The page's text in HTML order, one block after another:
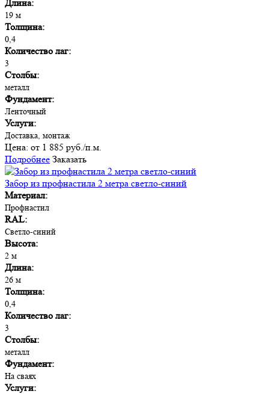
Длина:
19 м
Толщина:
0,4
Количество лаг:
3
Столбы:
металл
Фундамент:
Ленточный
Услуги:
Доставка, монтаж
Цена: от 1 885 руб./п.м.
Подробнее Заказать
Забор из профнастила 2 метра светло-синий
Материал:
Профнастил
RAL:
Cветло-синий
Высота:
2 м
Длина:
26 м
Толщина:
0,4
Количество лаг:
3
Столбы:
металл
Фундамент:
На сваях
Услуги: